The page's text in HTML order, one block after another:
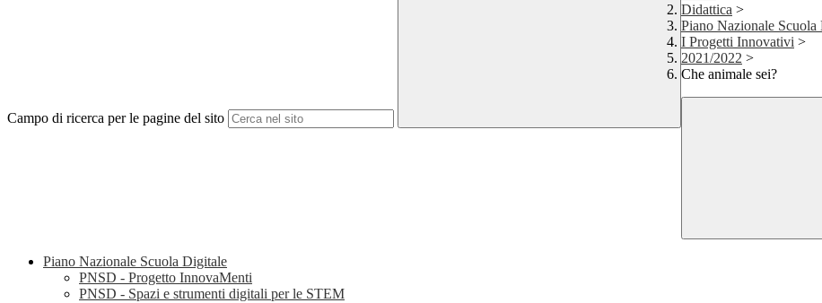
Campo di ricerca per le pagine del sito
Didattica >
Piano Nazionale Scuola
I Progetti Innovativi >
2021/2022 >
Che animale sei?
Piano Nazionale Scuola Digitale
PNSD - Progetto InnovaMenti
PNSD - Spazi e strumenti digitali per le STEM